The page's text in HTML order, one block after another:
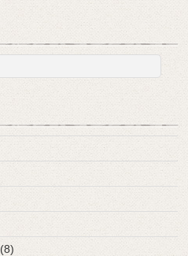
(8)